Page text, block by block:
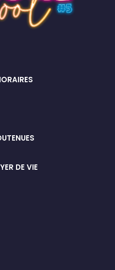
DE VIE